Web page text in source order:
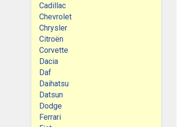
Cadillac
Chevrolet
Chrysler
Citroën
Corvette
Dacia
Daf
Daihatsu
Datsun
Dodge
Ferrari